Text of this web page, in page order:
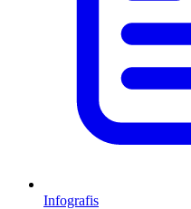
Infografis